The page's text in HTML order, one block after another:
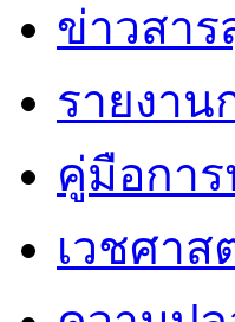
ข่าวสา
รายงาน
คู่มือกา
เวชศาส